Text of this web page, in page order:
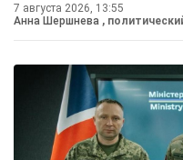
7 августа 2026, 13:55
Анна Шершнева ,